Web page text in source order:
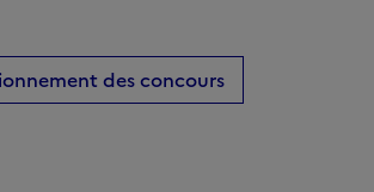
des concours